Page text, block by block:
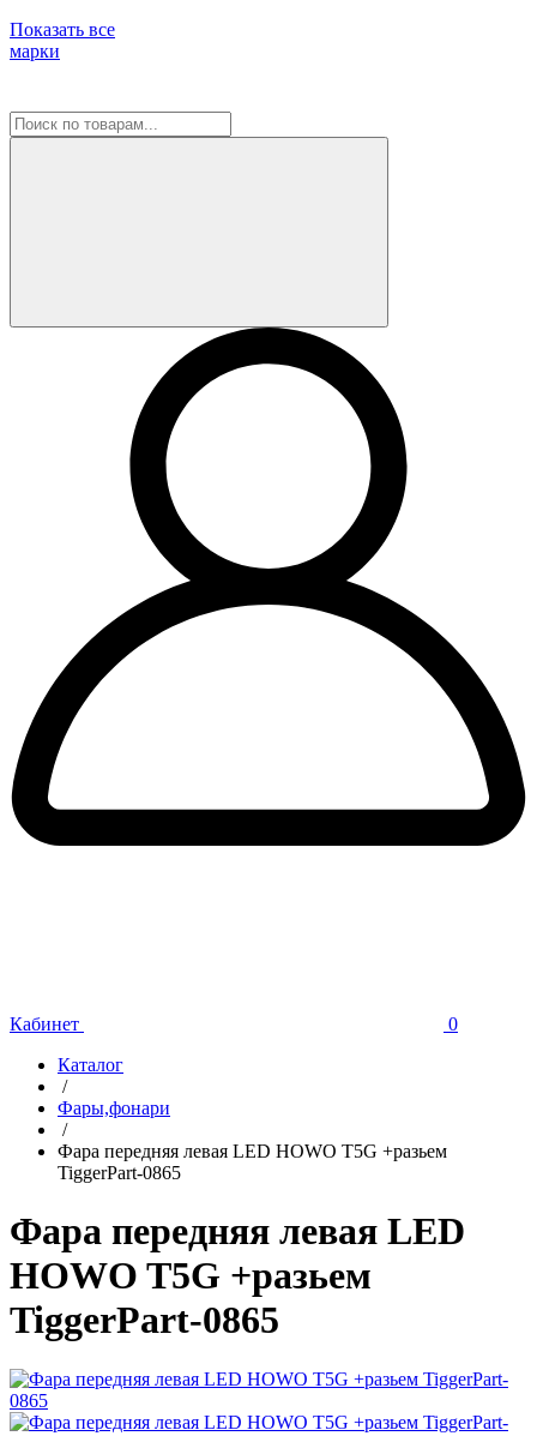
Показать все
марки
Кабинет
0
Каталог
/
Фары,фонари
/
Фара передняя левая LED HOWO T5G +разьем
TiggerPart-0865
Фара передняя левая LED
HOWO T5G +разьем
TiggerPart-0865